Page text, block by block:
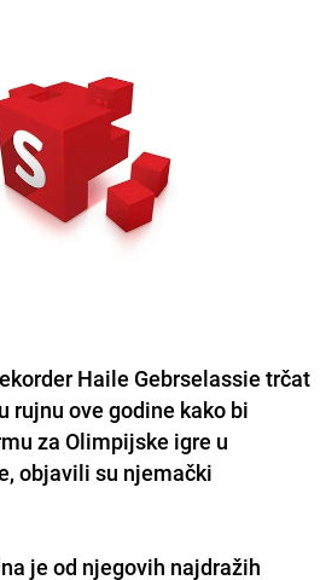
Haile Gebrselassie trčat
rujnu ove godine kako bi
za Olimpijske igre u
objavili su njemački
je od njegovih najdražih